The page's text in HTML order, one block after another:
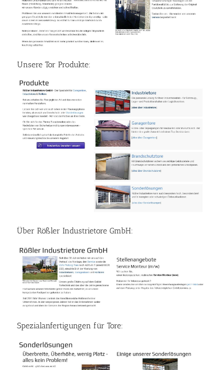
Unsere Tor Produkte:
Über Rößler Industrietore GmbH:
Spezialanfertigungen für Tore: